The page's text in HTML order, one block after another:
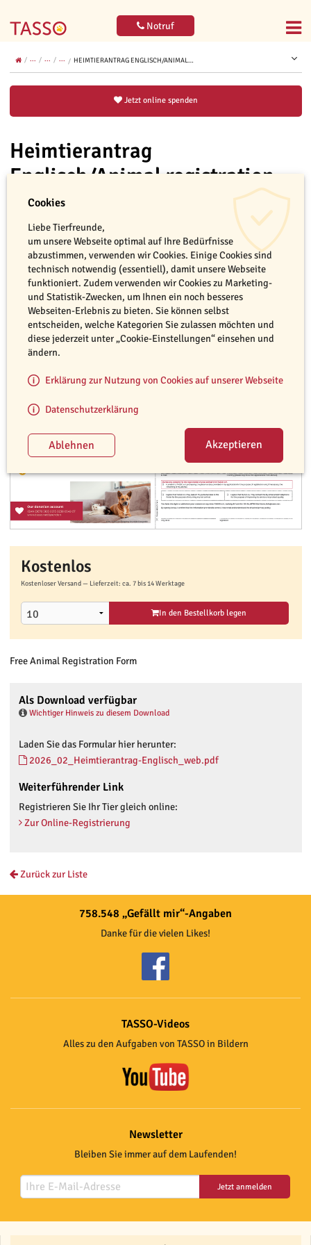
Notruf
... ... ... HEIMTIERANTRAG ENGLISCH/ANIMAL…
Jetzt online spenden
Heimtierantrag
Englisch/Animal registration
form
leer Jetzt bestellen
Kostenlos
Kostenloser Versand — Lieferzeit: ca. 7 bis 14 Werktage
In den Bestellkorb legen
Free Animal Registration Form
Als Download verfügbar
Wichtiger Hinweis zu diesem Download
Laden Sie das Formular hier herunter:
2026_02_Heimtierantrag-Englisch_web.pdf
Weiterführender Link
Registrieren Sie Ihr Tier gleich online:
Zur Online-Registrierung
Zurück zur Liste
758.548 „Gefällt mir“-Angaben
Danke für die vielen Likes!
TASSO-Videos
Alles zu den Aufgaben von TASSO in Bildern
Newsletter
Bleiben Sie immer auf dem Laufenden!
Jetzt anmelden
Cookies
Liebe Tierfreunde,
um unsere Webseite optimal auf Ihre Bedürfnisse
abzustimmen, verwenden wir Cookies. Einige Cookies sind
technisch notwendig (essentiell), damit unsere Webseite
funktioniert. Zudem verwenden wir Cookies zu Marketing-
und Statistik-Zwecken, um Ihnen ein noch besseres
Webseiten-Erlebnis zu bieten. Sie können selbst
entscheiden, welche Kategorien Sie zulassen möchten und
diese jederzeit unter „Cookie-Einstellungen“ einsehen und
ändern.
Erklärung zur Nutzung von Cookies auf unserer Webseite
Datenschutzerklärung